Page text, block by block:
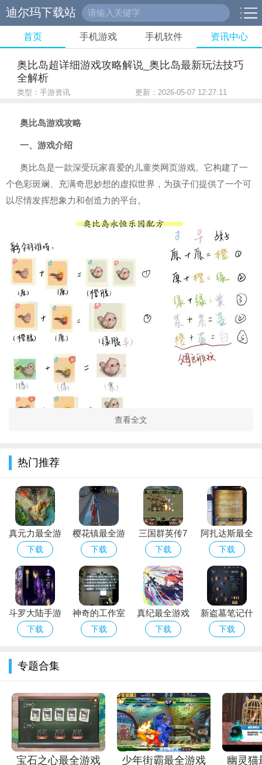
迪尔玛下载站
首页 手机游戏 手机软件 资讯中心
奥比岛超详细游戏攻略解说_奥比岛最新玩法技巧
全解析
类型：手游资讯 更新：2026-05-07 12:27:11
奥比岛游戏攻略
一、游戏介绍
奥比岛是一款深受玩家喜爱的儿童类网页游戏。它构建了一
个色彩斑斓、充满奇思妙想的虚拟世界，为孩子们提供了一个可
以尽情发挥想象力和创造力的平台。
在游戏中，玩家将化身为可爱的奥比形象，置身于一个梦幻
般的岛屿——奥比岛。岛上拥有丰富多样的场景，如热闹的都
市、宁静的乡村、神秘的森林等。每个场景都充满了惊喜和未
知，等待着玩家去探索。
游戏的目标主要是通过各种活动和任务，提升自己的角色等
级、装扮自己的形象、结交更多的朋友等。还可以参与岛上定期
举办的各类活动，赢取丰厚的奖励。
二、游戏玩法
1. 角色创建与成长
不同的肤色、发型、服饰等，打造出属于自己的独特形象。
成长方面，主要通过完成任务、参加活动等方式获取经验
值，提升角色等级。随着等级的提升，可以解锁更多的游戏功能
和道具。
查看全文
热门推荐
真元力最全游
戏攻略解说_
真元力最新游
戏技巧通关
下载
樱花镇最全游
戏攻略解说_
樱花镇最新游
戏技巧通关
下载
三国群英传7
封武将技怎么
学
下载
阿扎达斯最全
游戏攻略解说
_阿扎达斯最
新游戏技巧通
关
下载
斗罗大陆手游
梦神机怎么化
下载
神奇的工作室
手游最全游戏
下载
真纪最全游戏
攻略解说_真
下载
新盗墓笔记什
么职业好用点
下载
专题合集
宝石之心最全游戏
少年街霸最全游戏
幽灵猫